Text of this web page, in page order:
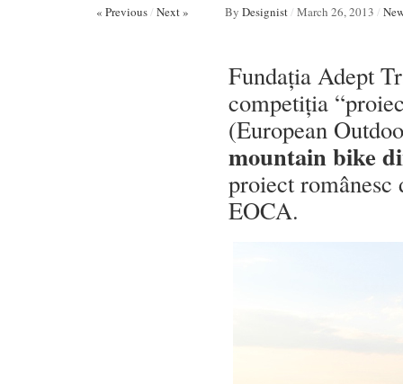
« Previous/ Next » By Designist/ March 26, 2013 /
Fundația Adept
competiția
(European
mountain bike
proiect românesc
EOCA.